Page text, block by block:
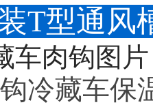
T型通风
冷藏车保